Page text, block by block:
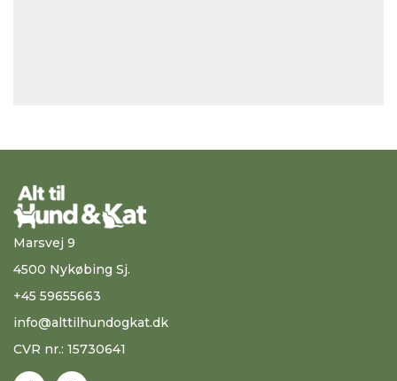
Marsvej 9
4500 Nykøbing Sj.
+45 59655663
info@alttilhundogkat.dk
CVR nr.: 15730641